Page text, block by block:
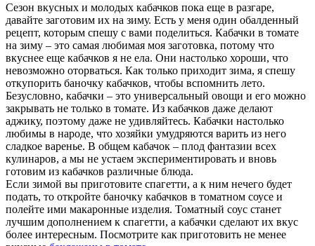
Сезон вкусных и молодых кабачков пока еще в разгаре,
давайте заготовим их на зиму. Есть у меня один обалденный
рецепт, которым спешу с вами поделиться. Кабачки в томате
на зиму – это самая любимая моя заготовка, потому что
вкуснее еще кабачков я не ела. Они настолько хороши, что
невозможно оторваться. Как только приходит зима, я спешу
откупорить баночку кабачков, чтобы вспомнить лето.
Безусловно, кабачки – это универсальный овощи и его можно
закрывать не только в томате. Из кабачков даже делают
аджику, поэтому даже не удивляйтесь. Кабачки настолько
любимы в народе, что хозяйки умудряются варить из него
сладкое варенье. В общем кабачок – плод фантазии всех
кулинаров, а мы не устаем экспериментировать и вновь
готовим из кабачков различные блюда.
Если зимой вы приготовите спагетти, а к ним нечего будет
подать, то откройте баночку кабачков в томатном соусе и
полейте ими макаронные изделия. Томатный соус станет
лучшим дополнением к спагетти, а кабачки сделают их вкус
более интересным. Посмотрите как приготовить не менее